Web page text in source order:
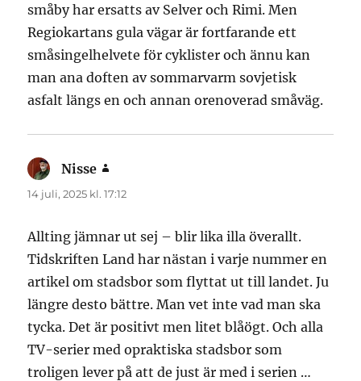
småby har ersatts av Selver och Rimi. Men
Regiokartans gula vägar är fortfarande ett
småsingelhelvete för cyklister och ännu kan
man ana doften av sommarvarm sovjetisk
asfalt längs en och annan orenoverad småväg.
Nisse
14 juli, 2025 kl. 17:12
Allting jämnar ut sej – blir lika illa överallt.
Tidskriften Land har nästan i varje nummer en
artikel om stadsbor som flyttat ut till landet. Ju
längre desto bättre. Man vet inte vad man ska
tycka. Det är positivt men litet blåögt. Och alla
TV-serier med opraktiska stadsbor som
troligen lever på att de just är med i serien …